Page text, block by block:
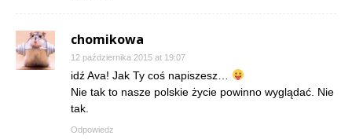
chomikowa
12 października 2015 at 19:07
idź Ava! Jak Ty coś napiszesz…
Nie tak to nasze polskie życie powinno wyglądać. Nie
tak.
Odpowiedz